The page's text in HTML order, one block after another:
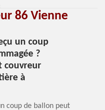
86 Vienne
un coup
?
couvreur
à
coup de ballon peut